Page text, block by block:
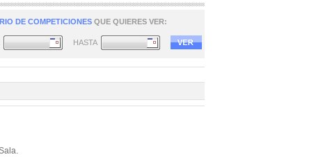
DE COMPETICIONES QUE QUIERES VER:
HASTA